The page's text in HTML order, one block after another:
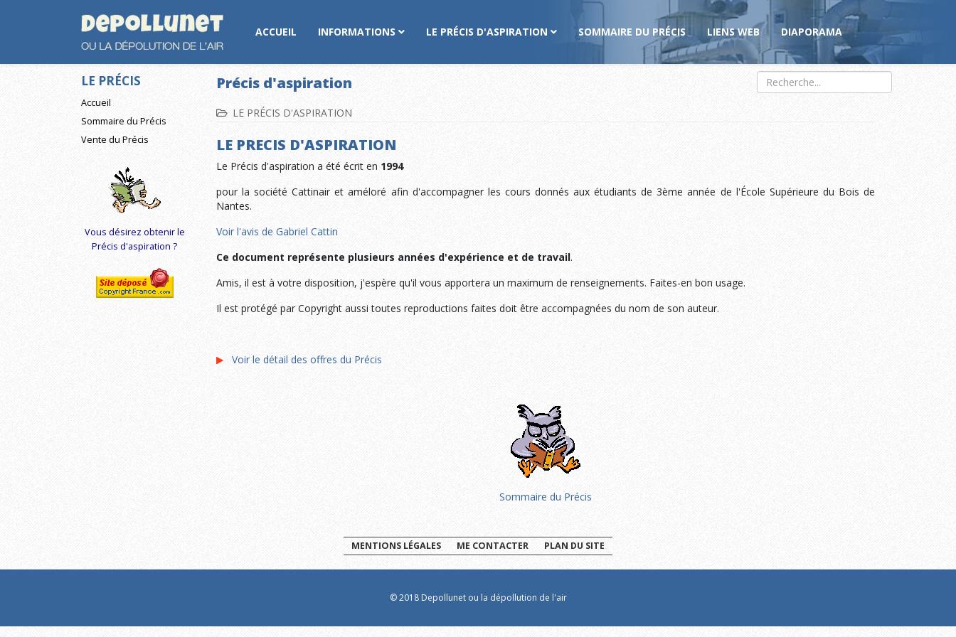
ACCUEIL INFORMATIONS LE PRÉCIS D'ASPIRATION SOMMAIRE DU PRÉCIS LIENS WEB DIAPORAMA
LE PRÉCIS
Accueil
Sommaire du Précis
Vente du Précis
Vous désirez obtenir le
Précis d'aspiration ?
Précis d'aspiration
LE PRÉCIS D'ASPIRATION
LE PRECIS D'ASPIRATION
Le Précis d'aspiration a été écrit en 1994
pour la société Cattinair et améloré afin d'accompagner les cours donnés aux étudiants de 3ème année de l'École Supérieure du Bois de
Nantes.
Voir l'avis de Gabriel Cattin
Ce document représente plusieurs années d'expérience et de travail.
Amis, il est à votre disposition, j'espère qu'il vous apportera un maximum de renseignements. Faites-en bon usage.
Il est protégé par Copyright aussi toutes reproductions faites doit être accompagnées du nom de son auteur.
Voir le détail des offres du Précis
Sommaire du Précis
MENTIONS LÉGALES ME CONTACTER PLAN DU SITE
© 2018 Depollunet ou la dépollution de l'air